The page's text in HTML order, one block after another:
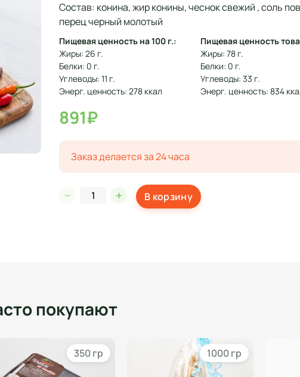
Состав: конина, жир конины, чеснок свежий , соль
перец черный молотый
Пищевая ценность на 100 г.:
Жиры: 26 г.
Белки: 0 г.
Углеводы: 11 г.
Энерг. ценность: 278 ккал
Пищевая ценность
Жиры: 78 г.
Белки: 0 г.
Углеводы: 33 г.
Энерг. ценность: 834
891₽
Заказ делается за 24 часа
В корзину
покупают
350 гр 1000 гр